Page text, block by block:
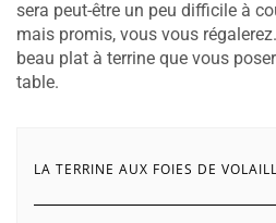
sera peut-être un peu difficile à
mais promis, vous vous
beau plat à terrine que vous
table.
LA TERRINE AUX FOIES DE